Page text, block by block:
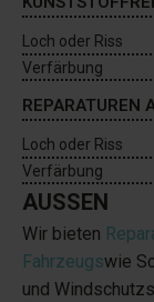
Loch oder Riss
Verfärbung
REPARATUREN
Loch oder Riss
Verfärbung
AUSSEN
Wir bieten
Fahrzeugswie
und